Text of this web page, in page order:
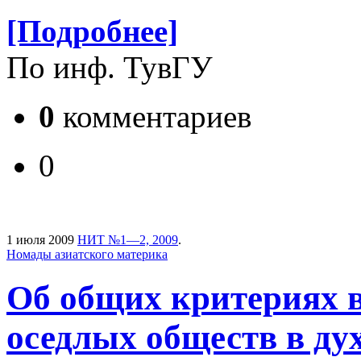
[Подробнее]
По инф. ТувГУ
0 комментариев
0
1 июля 2009 НИТ №1—2, 2009.
Номады азиатского материка
Об общих критериях
оседлых обществ в